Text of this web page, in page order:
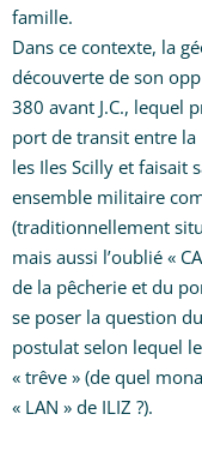
famille.
Dans ce contexte, la
découverte de son
380 avant J.C., lequel
port de transit entre
les Iles Scilly et faisait
ensemble militaire
(traditionnellement
mais aussi l’oublié «
de la pêcherie et du
se poser la question
postulat selon lequel
« trêve » (de quel
« LAN » de ILIZ ?).